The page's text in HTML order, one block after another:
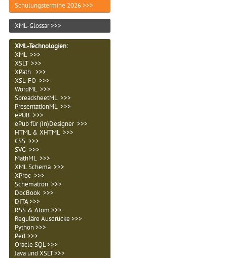
Schulungstermine 2026 >>>
XML-Glossar >>>
XML-Technologien:
XML >>>
XSLT >>>
XPath >>>
XSL-FO >>>
WordML >>>
SpreadsheetML >>>
PresentationML >>>
ePUB >>>
ePub für (In)Designer >>>
HTML & XHTML >>>
CSS >>>
SVG >>>
MathML >>>
XML Schema >>>
XProc >>>
Schematron >>>
DocBook >>>
DITA >>>
RSS & Atom >>>
Reguläre Ausdrücke >>>
Python >>>
Perl >>>
Oracle SQL >>>
Java und XSLT >>>